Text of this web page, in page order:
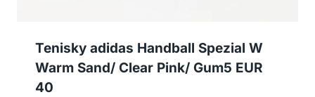
Tenisky adidas Handball Spezial W
Warm Sand/ Clear Pink/ Gum5 EUR
40